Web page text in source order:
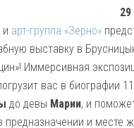
и арт-группа «Зерно»
выставку в
Иммерсивная
вас в биографии
до девы Марии, и
предназначении и месте